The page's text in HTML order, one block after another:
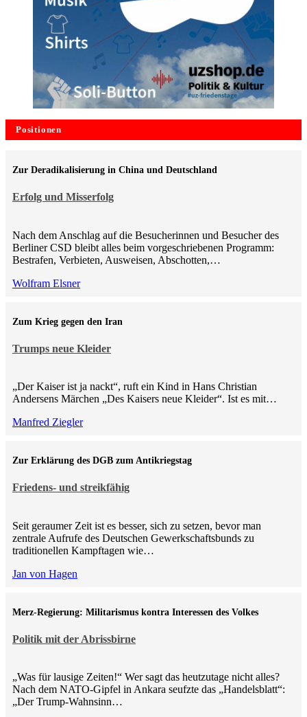
Positionen
Erfolg und Misserfolg
Zur Deradikalisierung in China und Deutschland
Nach dem Anschlag auf die Besucherinnen und Besucher des
Berliner CSD bleibt alles beim vorgeschriebenen Programm:
Bestrafen, Verbieten, Ausweisen, Abschotten,…
Wolfram Elsner
Trumps neue Kleider
Zum Krieg gegen den Iran
„Der Kaiser ist ja nackt“, ruft ein Kind in Hans Christian
Andersens Märchen „Des Kaisers neue Kleider“. Ist es mit…
Manfred Ziegler
Friedens- und streikfähig
Zur Erklärung des DGB zum Antikriegstag
Seit geraumer Zeit ist es besser, sich zu setzen, bevor man
zentrale Aufrufe des Deutschen Gewerkschaftsbunds zu
traditionellen Kampftagen wie…
Jan von Hagen
Politik mit der Abrissbirne
Merz-Regierung: Militarismus kontra Inte­ressen des Volkes
„Was für lausige Zeiten!“ Wer sagt das heutzutage nicht alles?
Nach dem NATO-Gipfel in Ankara seufzte das „Handelsblatt“:
„Der Trump-Wahnsinn…